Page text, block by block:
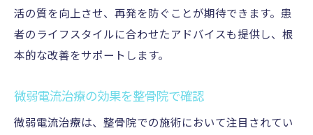
活の質を向上させ、再発を防ぐことが期待できます。患
者のライフスタイルに合わせたアドバイスも提供し、根
本的な改善をサポートします。
微弱電流治療の効果を整骨院で確認
微弱電流治療は、整骨院での施術において注目されてい